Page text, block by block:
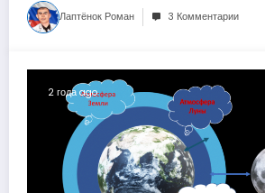
Лаптёнок Роман 3 Комментарии
2 года ago